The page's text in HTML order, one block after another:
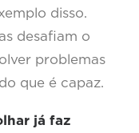
disso.
desafiam o
problemas
que é capaz.
já faz